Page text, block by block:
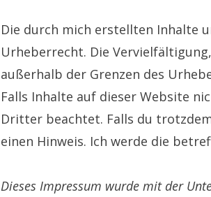
Die durch mich erstellten Inhalte
Urheberrecht. Die
außerhalb der Grenzen des
Falls Inhalte auf dieser Website
Dritter beachtet. Falls du
einen Hinweis. Ich werde die
Dieses Impressum wurde mit der